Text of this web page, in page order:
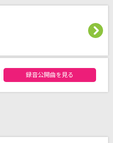
録音公開曲を見る